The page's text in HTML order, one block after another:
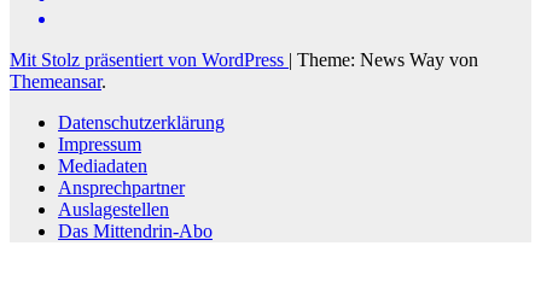
Mit Stolz präsentiert von WordPress | Theme: News Way von
Themeansar.
Datenschutzerklärung
Impressum
Mediadaten
Ansprechpartner
Auslagestellen
Das Mittendrin-Abo